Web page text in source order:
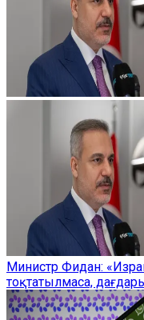
Министр Фидан:
тоқтатылмаса,